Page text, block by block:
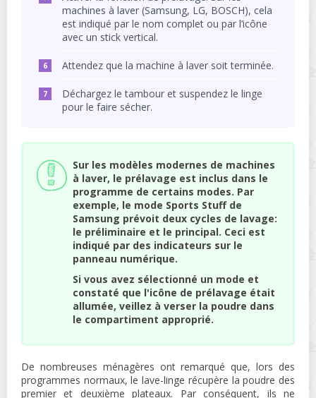
machines à laver (Samsung, LG, BOSCH), cela
est indiqué par le nom complet ou par l’icône
avec un stick vertical.
Attendez que la machine à laver soit terminée.
Déchargez le tambour et suspendez le linge
pour le faire sécher.
Sur les modèles modernes de machines
à laver, le prélavage est inclus dans le
programme de certains modes. Par
exemple, le mode Sports Stuff de
Samsung prévoit deux cycles de lavage:
le préliminaire et le principal. Ceci est
indiqué par des indicateurs sur le
panneau numérique.
Si vous avez sélectionné un mode et
constaté que l'icône de prélavage était
allumée, veillez à verser la poudre dans
le compartiment approprié.
De nombreuses ménagères ont remarqué que, lors des
programmes normaux, le lave-linge récupère la poudre des
premier et deuxième plateaux. Par conséquent, ils ne